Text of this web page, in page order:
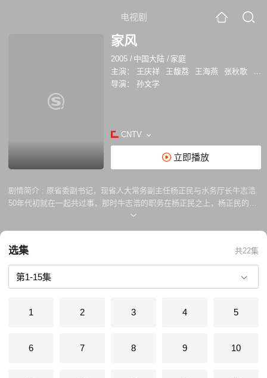
电视剧
家风
2005 / 中国大陆 / 家庭
主演：
王庆祥 王馥荔 王海燕 张秋歌
何
导演：
孙文学
CNTV
立即播放
剧情简介 : 原省委副书记，现省人大常务副主任杨正民与水务厅长牛志浩
50年代初就在一起共过事，那时牛志浩的职务在杨正民之上，杨正民的治
理郡河方案受到牛的反对，却得到省里的重视，杨正民因此提升到省委工
后来，牛也调入省里工作，二人成了亲家。杨正民心胸开阔，为人厚道；
牛志浩为人诚实，但心胸狭隘，虽是亲家，但两人因历史原因的隔阂，加
上人大对水务厅的项目和提拔的干部有质疑，加深了牛志浩对杨正民的误
解。他总认为杨正民是在故意整自己。牛、杨二人的思想境界随着改革开
扶贫、该不该为儿子(女婿)的升官走门路、离休后做什么……
选集 共22集
1 2 3 4 5
6 7 8 9 10